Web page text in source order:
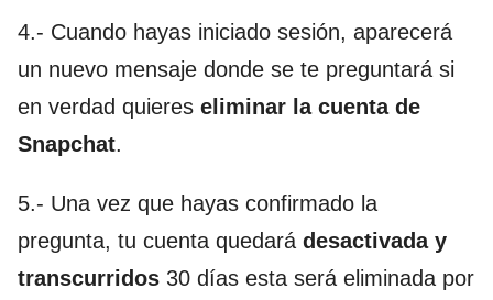
4.- Cuando hayas iniciado sesión, aparecerá
un nuevo mensaje donde se te preguntará si
en verdad quieres eliminar la cuenta de
Snapchat.
5.- Una vez que hayas confirmado la
pregunta, tu cuenta quedará desactivada y
transcurridos 30 días esta será eliminada por